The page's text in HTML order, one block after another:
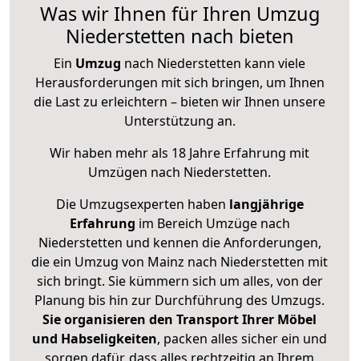
Was wir Ihnen für Ihren Umzug
Niederstetten nach bieten
Ein Umzug nach Niederstetten kann viele
Herausforderungen mit sich bringen, um Ihnen
die Last zu erleichtern – bieten wir Ihnen unsere
Unterstützung an.
Wir haben mehr als 18 Jahre Erfahrung mit
Umzügen nach Niederstetten.
Die Umzugsexperten haben langjährige
Erfahrung im Bereich Umzüge nach
Niederstetten und kennen die Anforderungen,
die ein Umzug von Mainz nach Niederstetten mit
sich bringt. Sie kümmern sich um alles, von der
Planung bis hin zur Durchführung des Umzugs.
Sie organisieren den Transport Ihrer Möbel
und Habseligkeiten, packen alles sicher ein und